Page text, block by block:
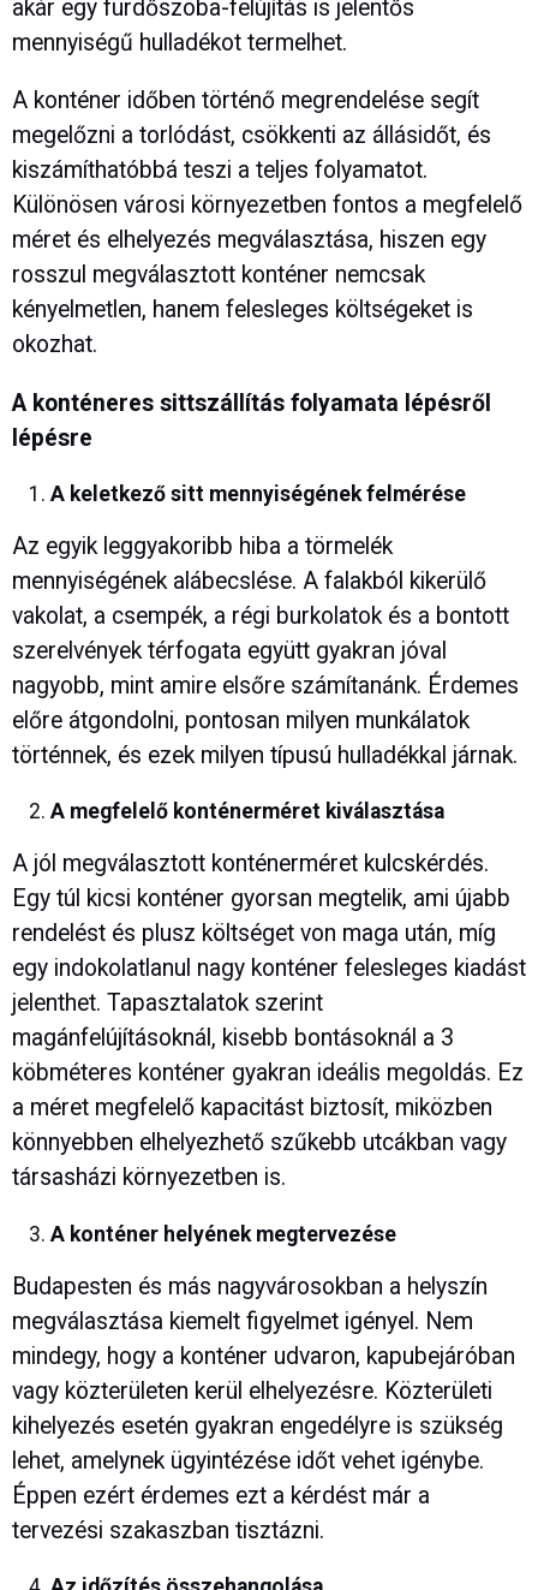
akár egy fürdőszoba-felújítás is jelentős
mennyiségű hulladékot termelhet.
A konténer időben történő megrendelése segít
megelőzni a torlódást, csökkenti az állásidőt, és
kiszámíthatóbbá teszi a teljes folyamatot.
Különösen városi környezetben fontos a megfelelő
méret és elhelyezés megválasztása, hiszen egy
rosszul megválasztott konténer nemcsak
kényelmetlen, hanem felesleges költségeket is
okozhat.
A konténeres sittszállítás folyamata lépésről
lépésre
A keletkező sitt mennyiségének felmérése
Az egyik leggyakoribb hiba a törmelék
mennyiségének alábecslése. A falakból kikerülő
vakolat, a csempék, a régi burkolatok és a bontott
szerelvények térfogata együtt gyakran jóval
nagyobb, mint amire elsőre számítanánk. Érdemes
előre átgondolni, pontosan milyen munkálatok
történnek, és ezek milyen típusú hulladékkal járnak.
A megfelelő konténerméret kiválasztása
A jól megválasztott konténerméret kulcskérdés.
Egy túl kicsi konténer gyorsan megtelik, ami újabb
rendelést és plusz költséget von maga után, míg
egy indokolatlanul nagy konténer felesleges kiadást
jelenthet. Tapasztalatok szerint
magánfelújításoknál, kisebb bontásoknál a 3
köbméteres konténer gyakran ideális megoldás. Ez
a méret megfelelő kapacitást biztosít, miközben
könnyebben elhelyezhető szűkebb utcákban vagy
társasházi környezetben is.
A konténer helyének megtervezése
Budapesten és más nagyvárosokban a helyszín
megválasztása kiemelt figyelmet igényel. Nem
mindegy, hogy a konténer udvaron, kapubejáróban
vagy közterületen kerül elhelyezésre. Közterületi
kihelyezés esetén gyakran engedélyre is szükség
lehet, amelynek ügyintézése időt vehet igénybe.
Éppen ezért érdemes ezt a kérdést már a
tervezési szakaszban tisztázni.